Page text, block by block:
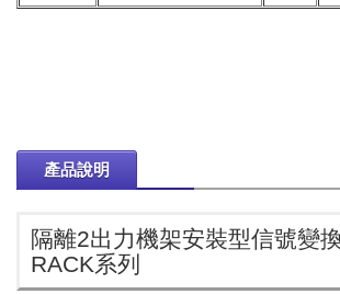
產品說明
隔離2出力機架安裝型信號變
RACK系列